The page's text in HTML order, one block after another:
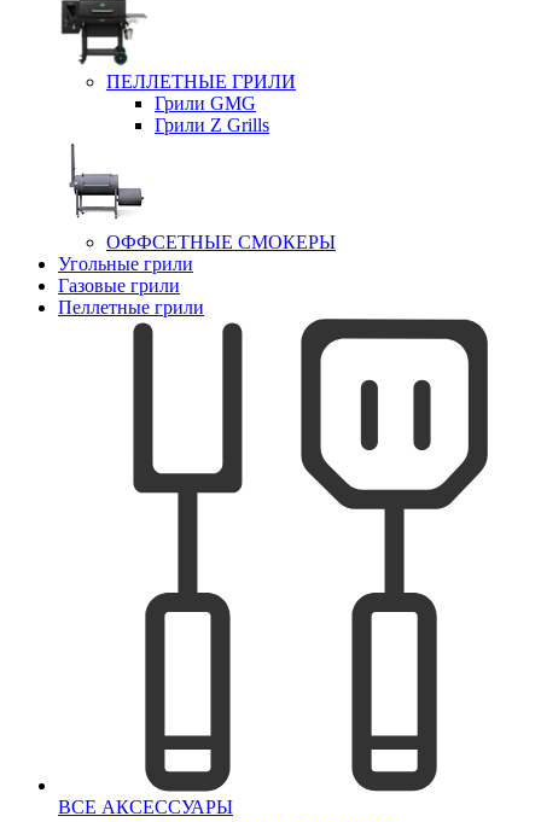
ПЕЛЛЕТНЫЕ ГРИЛИ
Грили GMG
Грили Z Grills
ОФФСЕТНЫЕ СМОКЕРЫ
Угольные грили
Газовые грили
Пеллетные грили
ВСЕ АКСЕССУАРЫ